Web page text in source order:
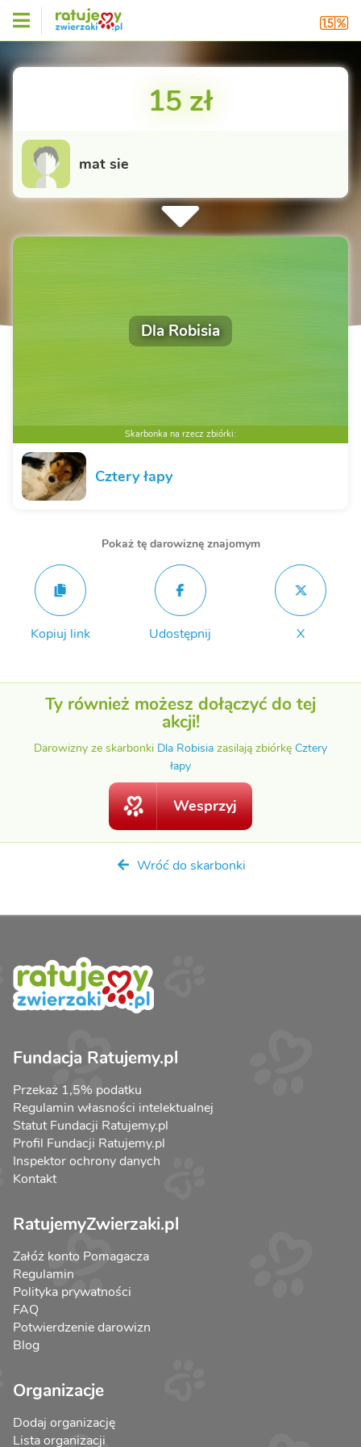
15 zł
mat sie
Dla Robisia
Skarbonka na rzecz zbiórki:
Cztery łapy
Pokaż tę darowiznę znajomym
Kopiuj link Udostępnij X
Ty również możesz dołączyć do tej
akcji!
Darowizny ze skarbonki Dla Robisia zasilają zbiórkę Cztery
łapy
Wesprzyj
Wróć do skarbonki
Fundacja Ratujemy.pl
Przekaż 1,5% podatku
Regulamin własności intelektualnej
Statut Fundacji Ratujemy.pl
Profil Fundacji Ratujemy.pl
Inspektor ochrony danych
Kontakt
RatujemyZwierzaki.pl
Załóż konto Pomagacza
Regulamin
Polityka prywatności
FAQ
Potwierdzenie darowizn
Blog
Organizacje
Dodaj organizację
Lista organizacji